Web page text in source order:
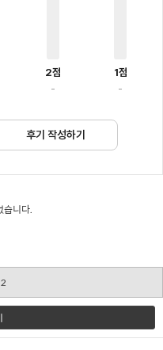
2점
-
1점
-
후기 작성하기
습니다.